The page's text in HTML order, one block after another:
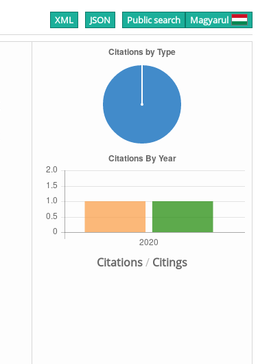
XML JSON Public search Magyarul
Citations/ Citings